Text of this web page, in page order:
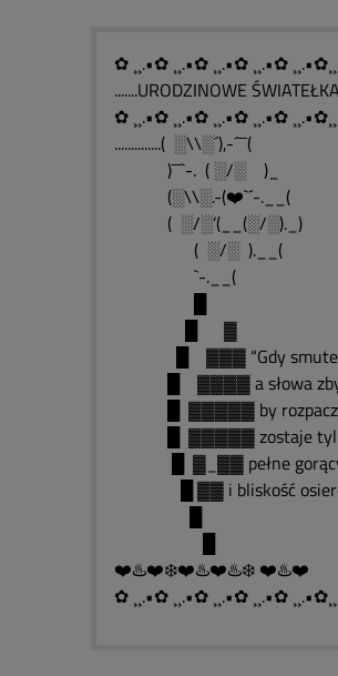
✿ ¸¸.•✿ ¸¸.•✿ ¸¸.•✿ ¸¸.•✿
.......URODZINOWE ŚWIATEŁKA
✿ ¸¸.•✿ ¸¸.•✿ ¸¸.•✿ ¸¸.•✿
..............( ░\\░´),-´¯¯(
)¯¯`-. ( ░/░ )_
(░\\░.-(❤️`´-.__(
( ░/░’(__(░/░)._)
( ░/░ ).__(
`-.__(
█ ▓
█ ▓▓▓ “Gdy smutek
█ ▓▓▓▓ a słowa zbyt
█ ▓▓▓▓▓ by rozpacz
█ ▓▓▓▓▓ zostaje
█ ▓_▓▓ pełne
█ ▓▓ i bliskość
❤️♨️❤️❄️❤️♨️❤️♨️❄️ ❤️♨️❤️
✿ ¸¸.•✿ ¸¸.•✿ ¸¸.•✿ ¸¸.•✿